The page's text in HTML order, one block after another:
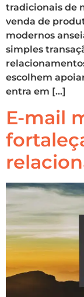
tradicionais de
venda de
modernos
simples
escolhem
entra em […]
E-mail